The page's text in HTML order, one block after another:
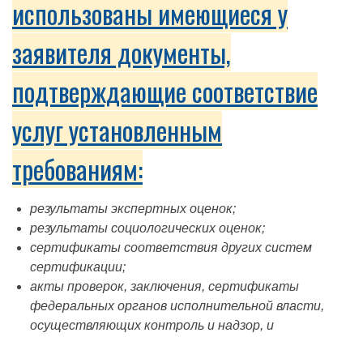
использованы имеющиеся у
заявителя документы,
подтверждающие соответствие
услуг установленным
требованиям:
результаты экспертных оценок;
результаты социологических оценок;
сертификаты соответствия других систем
сертификации;
акты проверок, заключения, сертификаты
федеральных органов исполнительной власти,
осуществляющих контроль и надзор, и